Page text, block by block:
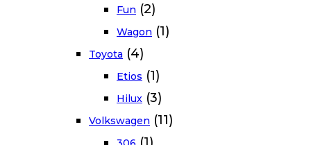
Fun (2)
Wagon (1)
Toyota (4)
Etios (1)
Hilux (3)
Volkswagen (11)
(1)